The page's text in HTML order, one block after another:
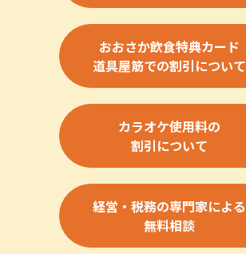
おおさか飲食特典カード
道具屋筋での割引について
カラオケ使用料の
割引について
経営・税務の専門家による
無料相談